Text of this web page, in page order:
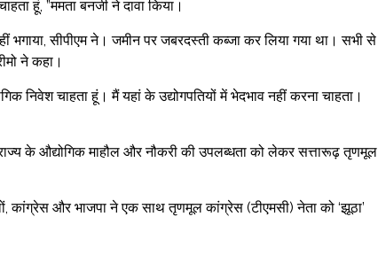
हूं, ”ममता बनर्जी ने दावा किया।
सीपीएम ने। जमीन पर जबरदस्ती कब्जा कर लिया गया था। सभी से
ने कहा।
निवेश चाहता हूं। मैं यहां के उद्योगपतियों में भेदभाव नहीं करना चाहता।
के औद्योगिक माहौल और नौकरी की उपलब्धता को लेकर सत्तारूढ़ तृणमूल
कांग्रेस और भाजपा ने एक साथ तृणमूल कांग्रेस (टीएमसी) नेता को ‘झूठा’